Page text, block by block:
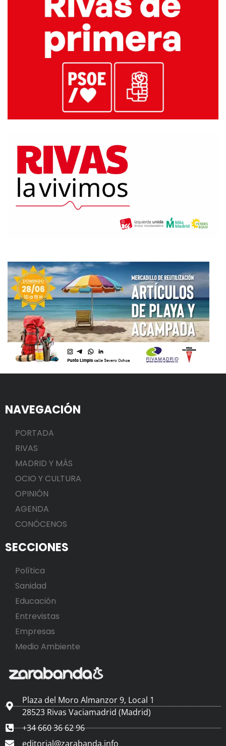
NAVEGACIÓN
PORTADA
RIVAS
MADRID Y MÁS
OCIO Y CULTURA
OPINIÓN
AGENDA
CONÓCENOS
SECCIONES
Política
Sanidad
Educación
Entrevistas
Empresas
Medio Ambiente
Plaza del Moro Almanzor 9, Local 1
28523 Rivas Vaciamadrid (Madrid)
+34 660 36 62 96
editorial@zarabanda.info